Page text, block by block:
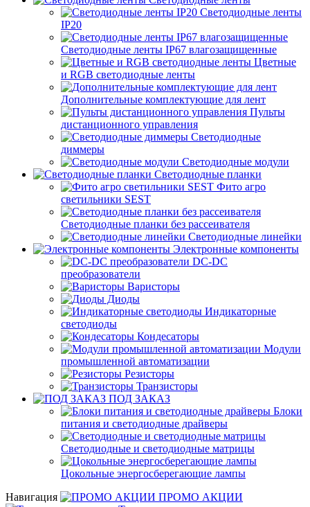
Светодиодные ленты
IP20
Светодиодные ленты IP67 влагозащищенные
Цветные
и RGB светодиодные ленты
Дополнительные комплектующие для лент
Пульты
дистанционного управления
Светодиодные
диммеры
Светодиодные модули
Светодиодные планки
Фито агро
светильники SEST
Светодиодные планки без рассеивателя
Светодиодные линейки
Электронные компоненты
DC-DC
преобразователи
Варисторы
Диоды
Индикаторные
светодиоды
Кондесаторы
Модули
промышленной автоматизации
Резисторы
Транзисторы
ПОД ЗАКАЗ
Блоки
питания и светодиодные драйверы
Светодиодные и светодиодные матрицы
Цокольные энергосберегающие лампы
Навигация
ПРОМО АКЦИИ